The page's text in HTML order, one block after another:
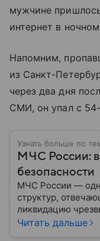
мужчине
интернет в
Напомним,
из Санкт-
через два дня
СМИ, он упал с
Узнать больше по
МЧС России:
безопасности
МЧС России —
структур,
ликвидацию
играет важную
Читать дальше